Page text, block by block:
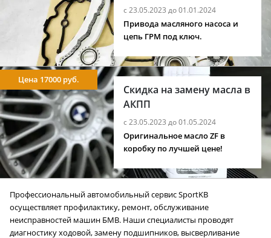
с 23.05.2023 до 01.01.2024
Привода масляного насоса и
цепь ГРМ под ключ.
Скидка на замену масла в
АКПП
с 23.05.2023 до 01.05.2024
Цена 17000 руб.
Оригинальное масло ZF в
коробку по лучшей цене!
Профессиональный автомобильный сервис SportKB
осуществляет профилактику, ремонт, обслуживание
неисправностей машин БМВ. Наши специалисты проводят
диагностику ходовой, замену подшипников, высверливание